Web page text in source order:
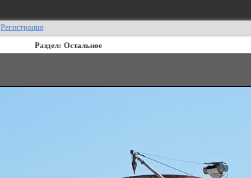
Регистрация
Раздел: Остальное